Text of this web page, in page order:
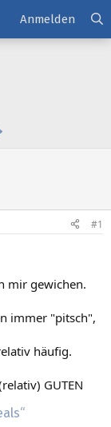
Anmelden
#1
mir gewichen.
immer "pitsch",
häufig.
GUTEN